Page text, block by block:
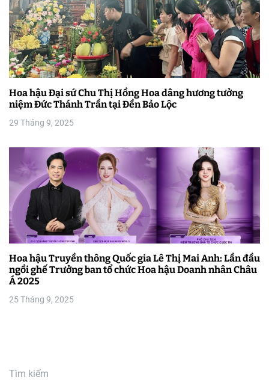
t
Hoa hậu Đại sứ Chu Thị Hồng Hoa dâng hương tưởng
niệm Đức Thánh Trần tại Đền Bảo Lộc
29 Tháng 9, 2025
Hoa hậu Truyền thông Quốc gia Lê Thị Mai Anh: Lần đầu
ngồi ghế Trưởng ban tổ chức Hoa hậu Doanh nhân Châu
Á 2025
25 Tháng 9, 2025
Tìm kiếm